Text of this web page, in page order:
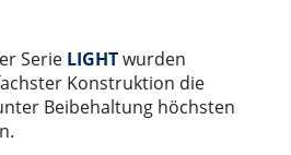
Serie LIGHTwurden
Konstruktion die
Beibehaltung höchsten